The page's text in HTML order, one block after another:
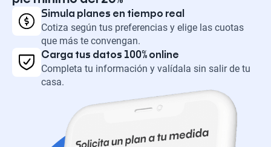
Simula planes en tiempo real
Cotiza según tus preferencias y elige las cuotas
que más te convengan.
Carga tus datos 100% online
Completa tu información y valídala sin salir de tu
casa.